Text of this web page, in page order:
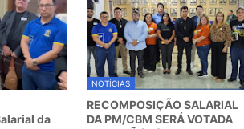
da
NOTÍCIAS
RECOMPOSIÇÃO SALARIAL
DA PM/CBM SERÁ VOTADA